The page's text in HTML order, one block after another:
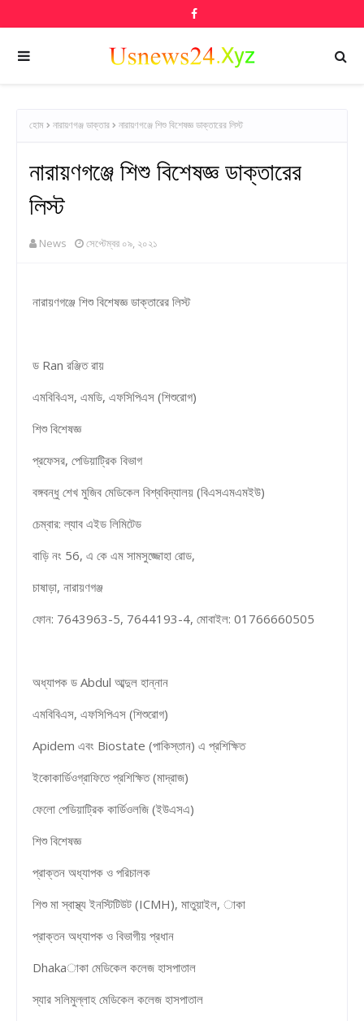
হোম নারায়ণগঞ্জ ডাক্তার নারায়ণগঞ্জে শিশু বিশেষজ্ঞ ডাক্তারের লিস্ট
নারায়ণগঞ্জে শিশু বিশেষজ্ঞ ডাক্তারের
লিস্ট
News সেপ্টেম্বর ০৯, ২০২১
নারায়ণগঞ্জে শিশু বিশেষজ্ঞ ডাক্তারের লিস্ট
ড Ran রঞ্জিত রায়
এমবিবিএস, এমডি, এফসিপিএস (শিশুরোগ)
শিশু বিশেষজ্ঞ
প্রফেসর, পেডিয়াট্রিক বিভাগ
বঙ্গবন্ধু শেখ মুজিব মেডিকেল বিশ্ববিদ্যালয় (বিএসএমএমইউ)
চেম্বার: ল্যাব এইড লিমিটেড
বাড়ি নং 56, এ কে এম সামসুজ্জোহা রোড,
চাষাড়া, নারায়ণগঞ্জ
ফোন: 7643963-5, 7644193-4, মোবাইল: 01766660505
অধ্যাপক ড Abdul আব্দুল হান্নান
এমবিবিএস, এফসিপিএস (শিশুরোগ)
Apidem এবং Biostate (পাকিস্তান) এ প্রশিক্ষিত
ইকোকার্ডিওগ্রাফিতে প্রশিক্ষিত (মাদ্রাজ)
ফেলো পেডিয়াট্রিক কার্ডিওলজি (ইউএসএ)
শিশু বিশেষজ্ঞ
প্রাক্তন অধ্যাপক ও পরিচালক
শিশু মা স্বাস্থ্য ইনস্টিটিউট (ICMH), মাতুয়াইল, াকা
প্রাক্তন অধ্যাপক ও বিভাগীয় প্রধান
Dhakaাকা মেডিকেল কলেজ হাসপাতাল
স্যার সলিমুল্লাহ মেডিকেল কলেজ হাসপাতাল